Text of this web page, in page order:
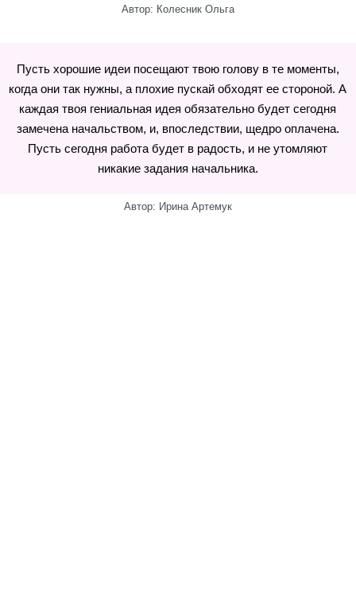
Автор: Колесник Ольга
Пусть хорошие идеи посещают твою голову в те моменты,
когда они так нужны, а плохие пускай обходят ее стороной. А
каждая твоя гениальная идея обязательно будет сегодня
замечена начальством, и, впоследствии, щедро оплачена.
Пусть сегодня работа будет в радость, и не утомляют
никакие задания начальника.
Автор: Ирина Артемук